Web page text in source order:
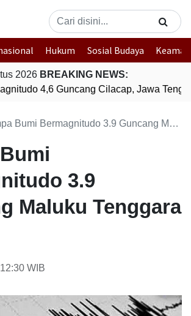
Hukum Sosial Budaya
2026 BREAKING NEWS:
4,6 Guncang Cilacap, Jawa Tengah
Bumi Bermagnitudo 3.9 Guncang Maluku Tenggara Barat
3.9
Maluku Tenggara
WIB